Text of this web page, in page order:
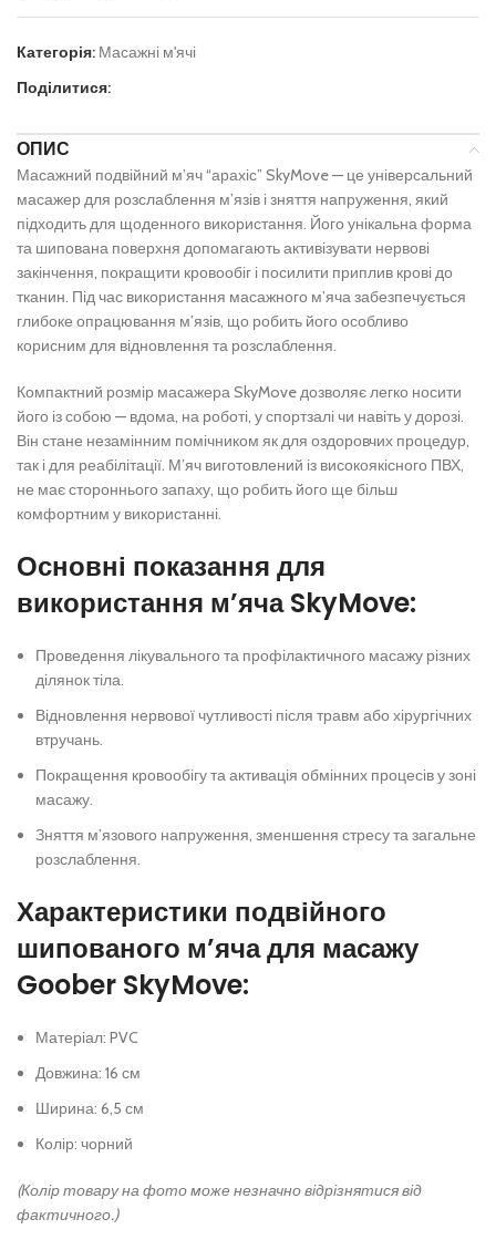
Категорія: Масажні м'ячі
Поділитися:
ОПИС
Масажний подвійний м’яч “арахіс” SkyMove — це універсальний
масажер для розслаблення м’язів і зняття напруження, який
підходить для щоденного використання. Його унікальна форма
та шипована поверхня допомагають активізувати нервові
закінчення, покращити кровообіг і посилити приплив крові до
тканин. Під час використання масажного м’яча забезпечується
глибоке опрацювання м’язів, що робить його особливо
корисним для відновлення та розслаблення.
Компактний розмір масажера SkyMove дозволяє легко носити
його із собою — вдома, на роботі, у спортзалі чи навіть у дорозі.
Він стане незамінним помічником як для оздоровчих процедур,
так і для реабілітації. М’яч виготовлений із високоякісного ПВХ,
не має стороннього запаху, що робить його ще більш
комфортним у використанні.
Основні показання для
використання м’яча SkyMove:
Проведення лікувального та профілактичного масажу різних
ділянок тіла.
Відновлення нервової чутливості після травм або хірургічних
втручань.
Покращення кровообігу та активація обмінних процесів у зоні
масажу.
Зняття м’язового напруження, зменшення стресу та загальне
розслаблення.
Характеристики подвійного
шипованого м’яча для масажу
Goober SkyMove:
Матеріал: PVC
Довжина: 16 см
Ширина: 6,5 см
Колір: чорний
(Колір товару на фото може незначно відрізнятися від
фактичного.)